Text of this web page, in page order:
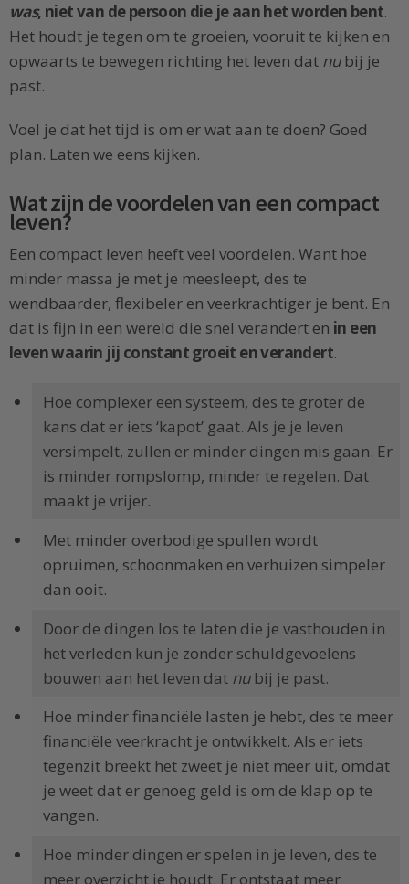
was, niet van de persoon die je aan het worden bent.
Het houdt je tegen om te groeien, vooruit te kijken en
opwaarts te bewegen richting het leven dat nubij je
past.
Voel je dat het tijd is om er wat aan te doen? Goed
plan. Laten we eens kijken.
Wat zijn de voordelen van een compact
leven?
Een compact leven heeft veel voordelen. Want hoe
minder massa je met je meesleept, des te
wendbaarder, flexibeler en veerkrachtiger je bent. En
dat is fijn in een wereld die snel verandert en in een
leven waarin jij constant groeit en verandert.
Hoe complexer een systeem, des te groter de
kans dat er iets ‘kapot’ gaat. Als je je leven
versimpelt, zullen er minder dingen mis gaan. Er
is minder rompslomp, minder te regelen. Dat
maakt je vrijer.
Met minder overbodige spullen wordt
opruimen, schoonmaken en verhuizen simpeler
dan ooit.
Door de dingen los te laten die je vasthouden in
het verleden kun je zonder schuldgevoelens
bouwen aan het leven dat nubij je past.
Hoe minder financiële lasten je hebt, des te meer
financiële veerkracht je ontwikkelt. Als er iets
tegenzit breekt het zweet je niet meer uit, omdat
je weet dat er genoeg geld is om de klap op te
vangen.
Hoe minder dingen er spelen in je leven, des te
meer overzicht je houdt. Er ontstaat meer